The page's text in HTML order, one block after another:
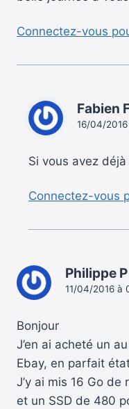
Connectez-vous
Fabien
16/04/
Si vous avez
Connectez-vous
Philippe P
11/04/2016 à
Bonjour
J’en ai acheté un
Ebay, en parfait
J’y ai mis 16 Go
et un SSD de 480